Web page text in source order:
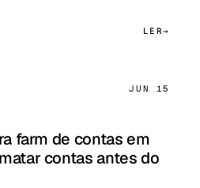
LER
JUN 15
farm de contas em
contas antes do